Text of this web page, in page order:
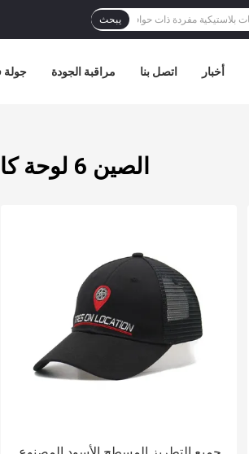
يبحث
جولة مراقبة الجودة اتصل بنا أخبار
الصين 6 لوحة كاب سائق الشاحنة